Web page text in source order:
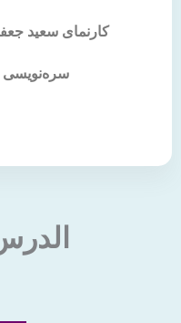
کارنمای سعید
سره‌نویسی